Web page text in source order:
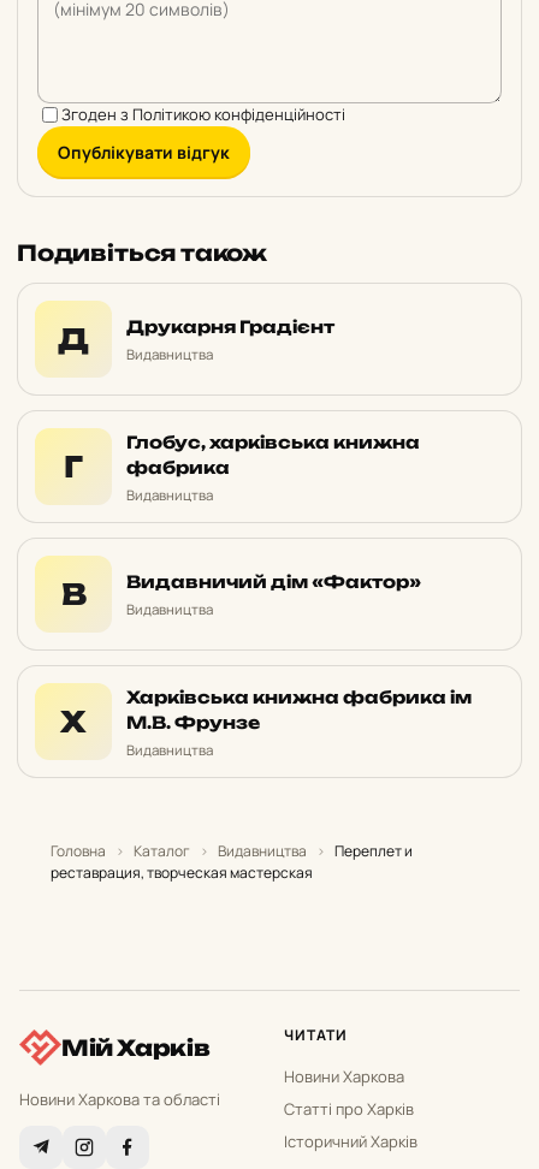
Згоден з Політикою конфіденційності
Опублікувати відгук
Подивіться також
Д Друкарня Градієнт
Видавництва
Г
Глобус, харківська книжна
фабрика
Видавництва
В Видавничий дім «Фактор»
Видавництва
Х
Харківська книжна фабрика ім
М.В. Фрунзе
Видавництва
Головна › Каталог › Видавництва › Переплет и
реставрация, творческая мастерская
Мій Харків
Новини Харкова та області
ЧИТАТИ
Новини Харкова
Статті про Харків
Історичний Харків